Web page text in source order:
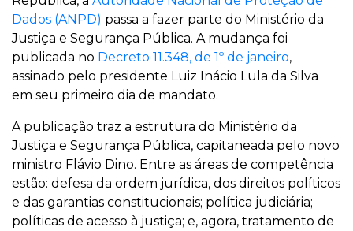
Dados (ANPD) passa a fazer parte do Ministério da
Justiça e Segurança Pública. A mudança foi
publicada no Decreto 11.348, de 1º de janeiro,
assinado pelo presidente Luiz Inácio Lula da Silva
em seu primeiro dia de mandato.
A publicação traz a estrutura do Ministério da
Justiça e Segurança Pública, capitaneada pelo novo
ministro Flávio Dino. Entre as áreas de competência
estão: defesa da ordem jurídica, dos direitos políticos
e das garantias constitucionais; política judiciária;
políticas de acesso à justiça; e, agora, tratamento de